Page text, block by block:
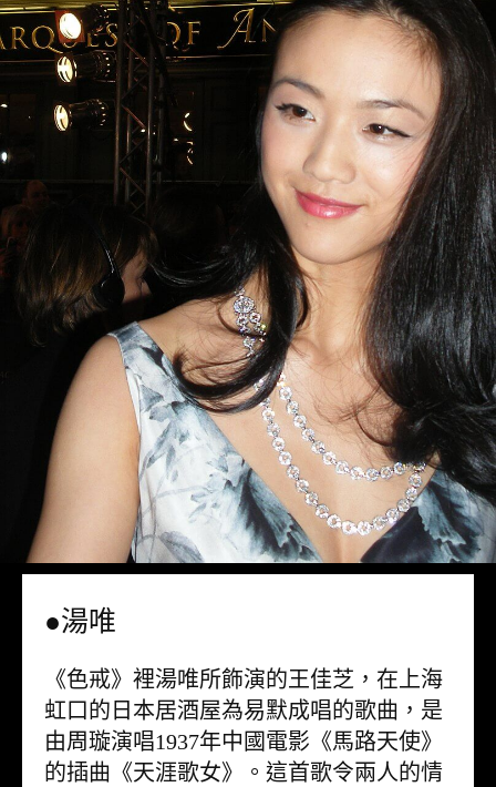
●湯唯
《色戒》裡湯唯所飾演的王佳芝，在上海
虹口的日本居酒屋為易默成唱的歌曲，是
由周璇演唱1937年中國電影《馬路天使》
的插曲《天涯歌女》。這首歌令兩人的情